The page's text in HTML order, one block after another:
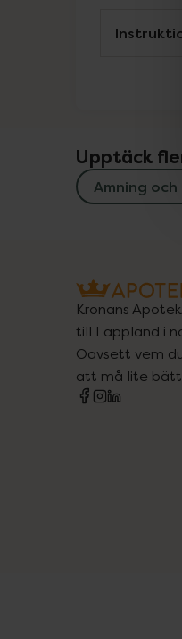
Upptäck
Amning
Kronans
till Lappland i
Oavsett vem
att må lite